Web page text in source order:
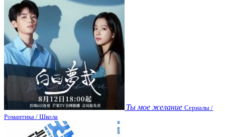
Ты мое желание Сериалы /
Романтика / Школа